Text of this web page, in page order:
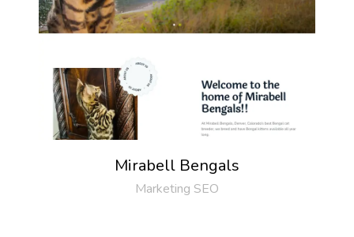
Mirabell Bengals
Marketing SEO